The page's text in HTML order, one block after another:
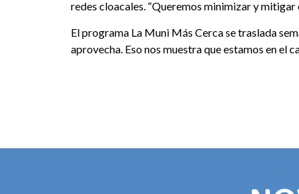
redes cloacales. “Queremos minimizar y
El programa La Muni Más Cerca se traslada
aprovecha. Eso nos muestra que estamos en el